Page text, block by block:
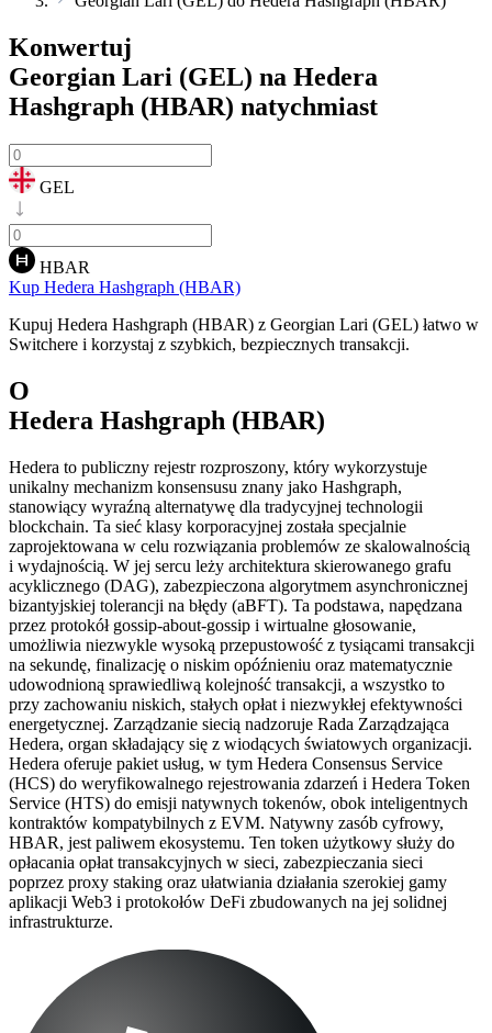
Konwertuj
Georgian Lari (GEL) na Hedera
Hashgraph (HBAR) natychmiast
GEL
HBAR
Kup Hedera Hashgraph (HBAR)
Kupuj Hedera Hashgraph (HBAR) z Georgian Lari (GEL) łatwo w
Switchere i korzystaj z szybkich, bezpiecznych transakcji.
O
Hedera Hashgraph (HBAR)
Hedera to publiczny rejestr rozproszony, który wykorzystuje
unikalny mechanizm konsensusu znany jako Hashgraph,
stanowiący wyraźną alternatywę dla tradycyjnej technologii
blockchain. Ta sieć klasy korporacyjnej została specjalnie
zaprojektowana w celu rozwiązania problemów ze skalowalnością
i wydajnością. W jej sercu leży architektura skierowanego grafu
acyklicznego (DAG), zabezpieczona algorytmem asynchronicznej
bizantyjskiej tolerancji na błędy (aBFT). Ta podstawa, napędzana
przez protokół gossip-about-gossip i wirtualne głosowanie,
umożliwia niezwykle wysoką przepustowość z tysiącami transakcji
na sekundę, finalizację o niskim opóźnieniu oraz matematycznie
udowodnioną sprawiedliwą kolejność transakcji, a wszystko to
przy zachowaniu niskich, stałych opłat i niezwykłej efektywności
energetycznej. Zarządzanie siecią nadzoruje Rada Zarządzająca
Hedera, organ składający się z wiodących światowych organizacji.
Hedera oferuje pakiet usług, w tym Hedera Consensus Service
(HCS) do weryfikowalnego rejestrowania zdarzeń i Hedera Token
Service (HTS) do emisji natywnych tokenów, obok inteligentnych
kontraktów kompatybilnych z EVM. Natywny zasób cyfrowy,
HBAR, jest paliwem ekosystemu. Ten token użytkowy służy do
opłacania opłat transakcyjnych w sieci, zabezpieczania sieci
poprzez proxy staking oraz ułatwiania działania szerokiej gamy
aplikacji Web3 i protokołów DeFi zbudowanych na jej solidnej
infrastrukturze.